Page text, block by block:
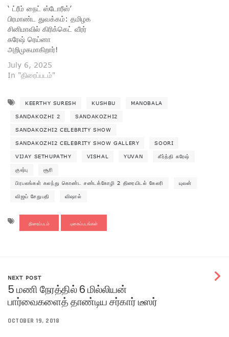
‘ ட்ரீம் நைட் ஸ்டோரீஸ்’
பிரமாண்ட துவக்கம்: தமிழக
சினிமாவில் கிரிக்கெட் வீரர்
சுரேஷ் ரெய்னா
அறிமுகமாகிறார்!
July 6, 2025
In "திரைப்படம்"
KEERTHY SURESH KUSHBU MANOBALA
SANDAKOZHI 2 SANDAKOZHI2
SANDAKOZHI2 CELEBRITY SHOW
SANDAKOZHI2 CELEBRITY SHOW GALLERY SOORI
VIJAY SETHUPATHY VISHAL YUVAN கீர்த்தி சுரேஷ்
குஷ்பு சூரி
பிரபலங்கள் கலந்து கொண்ட சண்டக்கோழி 2 திரையிடல் கேலரி யுவன்
விஜய் சேதுபதி விஷால்
திரைப்படம் புகைப்படங்கள்
NEXT POST
5 மணி நேரத்தில் 6 மில்லியன்
பார்வைகளைத் தாண்டிய சர்கார் டீஸர்
OCTOBER 19, 2018